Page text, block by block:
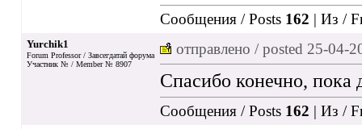
Сообщения / Posts 162 | Из /
Yurchik1
Forum Professor / Завсегдатай форума
Участник № / Member № 8907
отправлено / posted 25-04-
Спасибо конечно, пока
Сообщения / Posts 162 | Из /